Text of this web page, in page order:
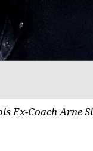
Ex-Coach Arne